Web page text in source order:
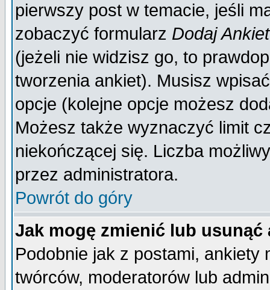
pierwszy post w temacie, jeśli
zobaczyć formularz Dodaj
(jeżeli nie widzisz go, to
tworzenia ankiet). Musisz
opcje (kolejne opcje możesz
Możesz także wyznaczyć limit
niekończącej się. Liczba
przez administratora.
Powrót do góry
Jak mogę zmienić lub usunąć
Podobnie jak z postami,
twórców, moderatorów lub